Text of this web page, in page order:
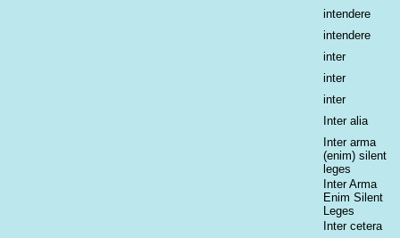
intendere
intendere
inter
inter
inter
Inter alia
Inter arma
(enim) silent
leges
Inter Arma
Enim Silent
Leges
Inter cetera